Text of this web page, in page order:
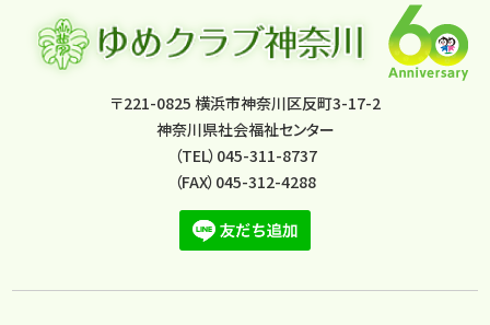
〒221-0825 横浜市神奈川区反町3-17-2
神奈川県社会福祉センター
（TEL）045-311-8737
（FAX）045-312-4288